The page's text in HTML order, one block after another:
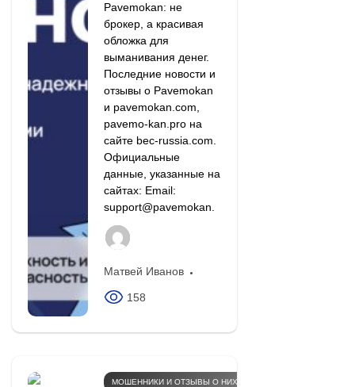
Pavemokan: не
брокер, а красивая
обложка для
выманивания денег.
Последние новости и
отзывы о Pavemokan
и pavemokan.com,
pavemo-kan.pro на
сайте bec-russia.com.
Официальные
данные, указанные на
сайтах: Email:
support@pavemokan.
Матвей Иванов
158
МОШЕННИКИ И ОТЗЫВЫ О НИХ